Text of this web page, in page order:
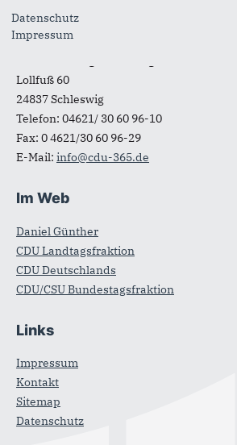
Fußbereich
Anschrift
Lollfuß 60
24837Schleswig
Telefon: 04621/ 30 60 96-10
Fax: 0 4621/30 60 96-29
E-Mail: info@cdu-365.de
Im Web
Daniel Günther
CDU Landtagsfraktion
CDU Deutschlands
CDU/CSU Bundestagsfraktion
Links
Impressum
Kontakt
Sitemap
Datenschutz
Datenschutz
Impressum